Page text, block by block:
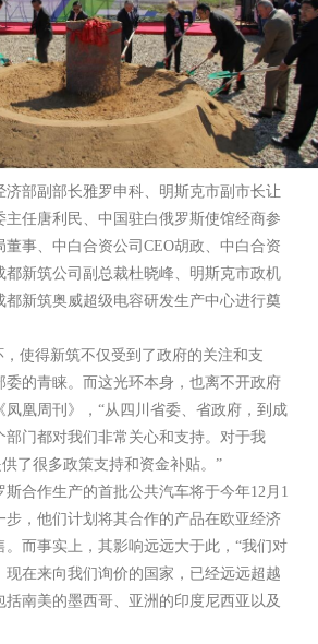
济部副部长雅罗申科、明斯克市副市长让
主任唐利民、中国驻白俄罗斯使馆经商参
事、中白合资公司CEO胡政、中白合资
都新筑公司副总裁杜晓峰、明斯克市政机
都新筑奥威超级电容研发生产中心进行奠
，使得新筑不仅受到了政府的关注和支
委的青睐。而这光环本身，也离不开政府
凤凰周刊》，“从四川省委、省政府，到成
部门都对我们非常关心和支持。对于我
了很多政策支持和资金补贴。”
斯合作生产的首批公共汽车将于今年12月1
步，他们计划将其合作的产品在欧亚经济
。而事实上，其影响远远大于此，“我们对
现在来向我们询价的国家，已经远远超越
括南美的墨西哥、亚洲的印度尼西亚以及